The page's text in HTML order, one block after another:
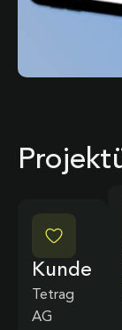
Kunde
Tetrag
AG